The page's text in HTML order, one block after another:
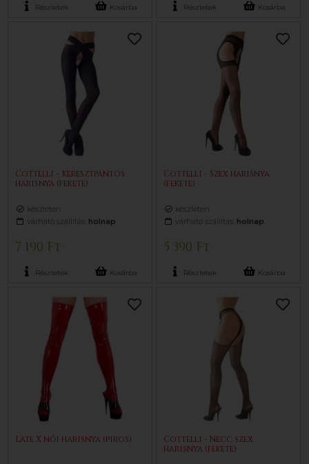
Részletek Kosárba Részletek Kosárba
Cottelli - Keresztpántos
harisnya (fekete)
készleten
várható szállítás: holnap
7 190 Ft
Részletek Kosárba
Cottelli - Szex harisnya
(fekete)
készleten
várható szállítás: holnap
5 390 Ft
Részletek Kosárba
Late X női harisnya (piros)
Cottelli - Necc szex
harisnya (fekete)